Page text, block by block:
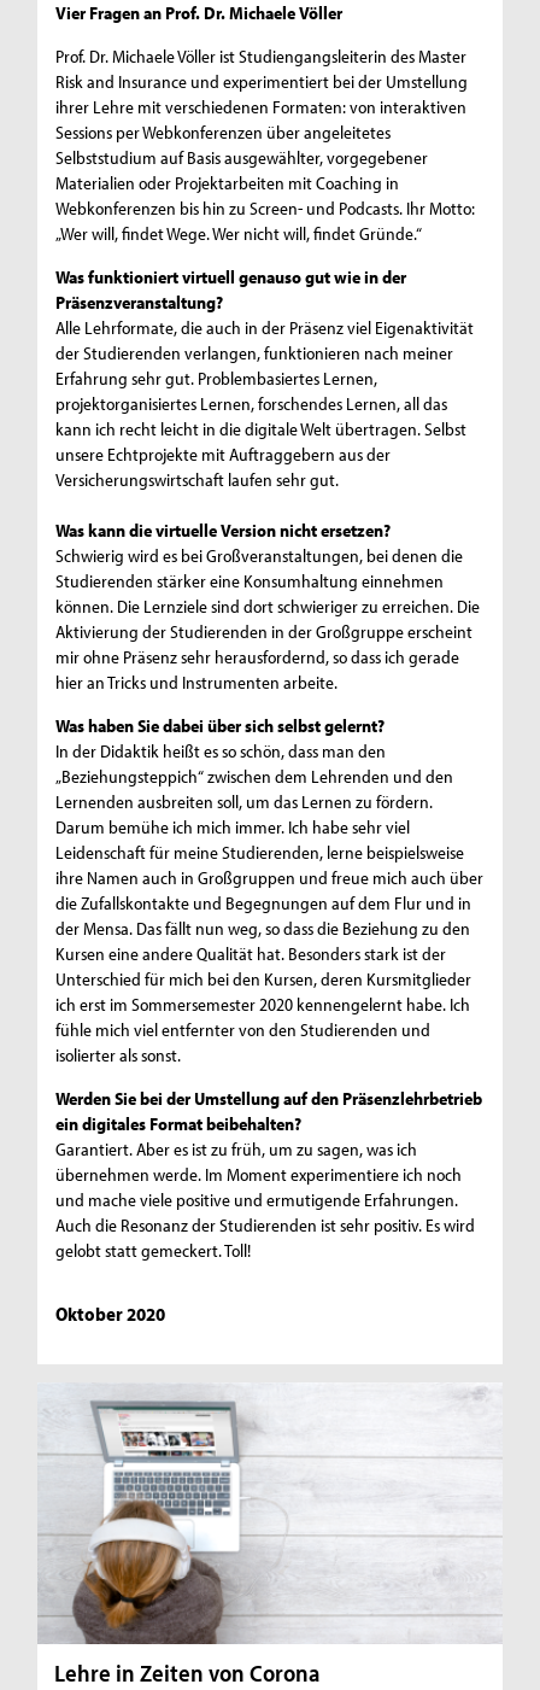
Vier Fragen an Prof. Dr. Michaele Völler
Prof. Dr. Michaele Völler ist Studiengangsleiterin des Master
Risk and Insurance und experimentiert bei der Umstellung
ihrer Lehre mit verschiedenen Formaten: von interaktiven
Sessions per Webkonferenzen über angeleitetes
Selbststudium auf Basis ausgewählter, vorgegebener
Materialien oder Projektarbeiten mit Coaching in
Webkonferenzen bis hin zu Screen- und Podcasts. Ihr Motto:
„Wer will, findet Wege. Wer nicht will, findet Gründe.“
Was funktioniert virtuell genauso gut wie in der
Präsenzveranstaltung?
Alle Lehrformate, die auch in der Präsenz viel Eigenaktivität
der Studierenden verlangen, funktionieren nach meiner
Erfahrung sehr gut. Problembasiertes Lernen,
projektorganisiertes Lernen, forschendes Lernen, all das
kann ich recht leicht in die digitale Welt übertragen. Selbst
unsere Echtprojekte mit Auftraggebern aus der
Versicherungswirtschaft laufen sehr gut.
Was kann die virtuelle Version nicht ersetzen?
Schwierig wird es bei Großveranstaltungen, bei denen die
Studierenden stärker eine Konsumhaltung einnehmen
können. Die Lernziele sind dort schwieriger zu erreichen. Die
Aktivierung der Studierenden in der Großgruppe erscheint
mir ohne Präsenz sehr herausfordernd, so dass ich gerade
hier an Tricks und Instrumenten arbeite.
Was haben Sie dabei über sich selbst gelernt?
In der Didaktik heißt es so schön, dass man den
„Beziehungsteppich“ zwischen dem Lehrenden und den
Lernenden ausbreiten soll, um das Lernen zu fördern.
Darum bemühe ich mich immer. Ich habe sehr viel
Leidenschaft für meine Studierenden, lerne beispielsweise
ihre Namen auch in Großgruppen und freue mich auch über
die Zufallskontakte und Begegnungen auf dem Flur und in
der Mensa. Das fällt nun weg, so dass die Beziehung zu den
Kursen eine andere Qualität hat. Besonders stark ist der
Unterschied für mich bei den Kursen, deren Kursmitglieder
ich erst im Sommersemester 2020 kennengelernt habe. Ich
fühle mich viel entfernter von den Studierenden und
isolierter als sonst.
Werden Sie bei der Umstellung auf den Präsenzlehrbetrieb
ein digitales Format beibehalten?
Garantiert. Aber es ist zu früh, um zu sagen, was ich
übernehmen werde. Im Moment experimentiere ich noch
und mache viele positive und ermutigende Erfahrungen.
Auch die Resonanz der Studierenden ist sehr positiv. Es wird
gelobt statt gemeckert. Toll!
Oktober 2020
Lehre in Zeiten von Corona